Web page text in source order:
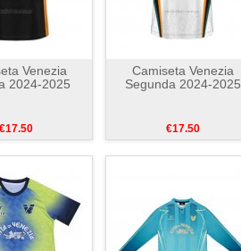
Venezia
2024-2025
€17.50
Camiseta Venezia
Segunda 2024-2025
€17.50